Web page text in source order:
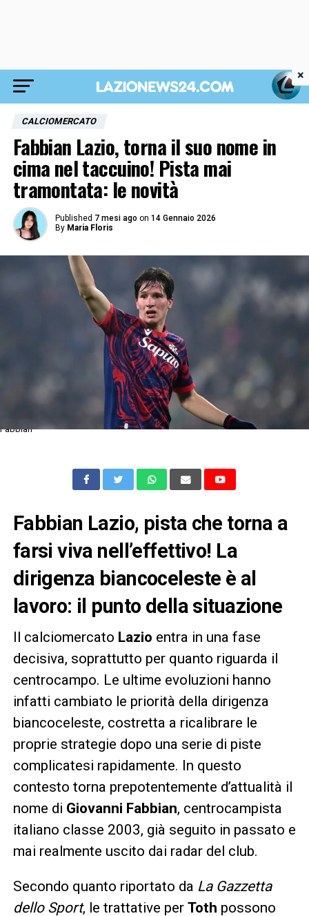
CALCIOMERCATO
Fabbian Lazio, torna il suo nome in
cima nel taccuino! Pista mai
tramontata: le novità
Published 7 mesi ago on 14 Gennaio 2026
By Maria Floris
Fabbian
Fabbian Lazio, pista che torna a
farsi viva nell’effettivo! La
dirigenza biancoceleste è al
lavoro: il punto della situazione
Il calciomercato Lazio entra in una fase
decisiva, soprattutto per quanto riguarda il
centrocampo. Le ultime evoluzioni hanno
infatti cambiato le priorità della dirigenza
biancoceleste, costretta a ricalibrare le
proprie strategie dopo una serie di piste
complicatesi rapidamente. In questo
contesto torna prepotentemente d’attualità il
nome di Giovanni Fabbian, centrocampista
italiano classe 2003, già seguito in passato e
mai realmente uscito dai radar del club.
Secondo quanto riportato da La Gazzetta
dello Sport, le trattative per Toth possono
×